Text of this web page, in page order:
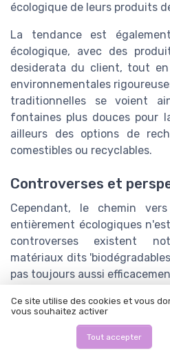
écologique de leurs produits
La tendance est
écologique, avec des
desiderata du client, tout
environnementales
traditionnelles se voient
fontaines plus douces pour
ailleurs des options de
comestibles ou recyclables.
Controverses et
Cependant, le chemin
entièrement écologiques
controverses existent
matériaux dits
pas toujours aussi
Des initiatives telles que la
ou l'utilisation de
certaines de ces
certifications et labels, tels
Ce site utilise des cookies et vous
vous souhaitez activer
Tout accepter